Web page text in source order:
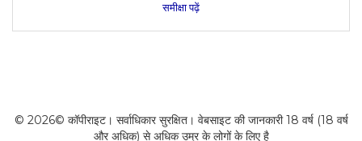
समीक्षा पढ़ें
© 2026© कॉपीराइट। सर्वाधिकार सुरक्षित। वेबसाइट की जानकारी 18 वर्ष (18 वर्ष
और अधिक) से अधिक उम्र के लोगों के लिए है